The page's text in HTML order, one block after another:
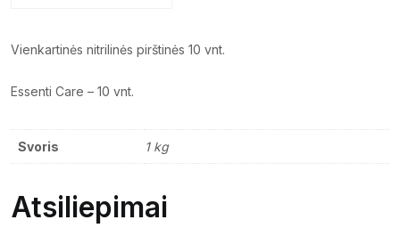
Vienkartinės nitrilinės pirštinės 10 vnt.
Essenti Care – 10 vnt.
Svoris 1 kg
Atsiliepimai